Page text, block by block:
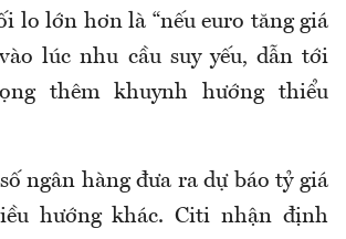
lo lớn hơn là “nếu euro tăng giá
lúc nhu cầu suy yếu, dẫn tới
thêm khuynh hướng thiểu
ngân hàng đưa ra dự báo tỷ giá
hướng khác. Citi nhận định